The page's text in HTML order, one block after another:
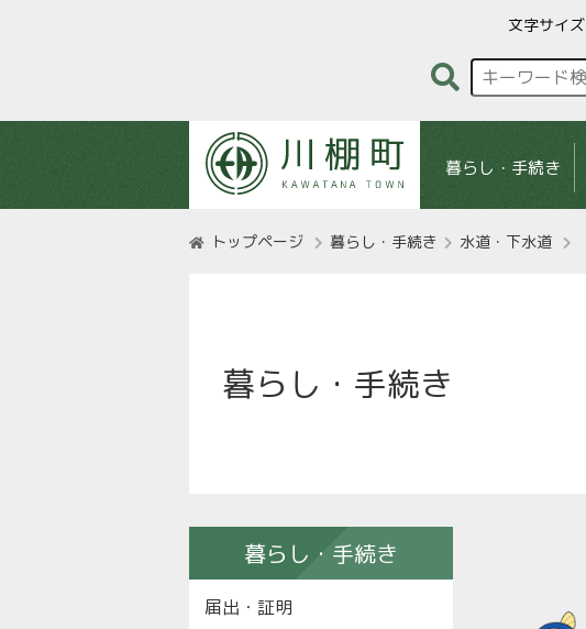
文字サイズ
暮らし・手続き
トップページ 暮らし・手続き 水道・下水道
暮らし・手続き
暮らし・手続き
届出・証明